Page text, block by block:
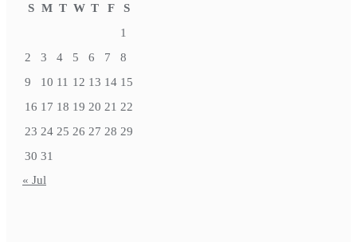
S M T W T F
S
1
2
3 4 5 6 7
8
9
10 11 12 13 14 15
16 17 18 19 20 21 22
23 24 25 26 27 28 29
30 31
« Jul